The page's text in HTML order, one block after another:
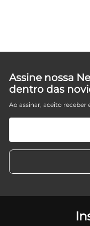
Assine nossa
dentro das
Ao assinar, aceito